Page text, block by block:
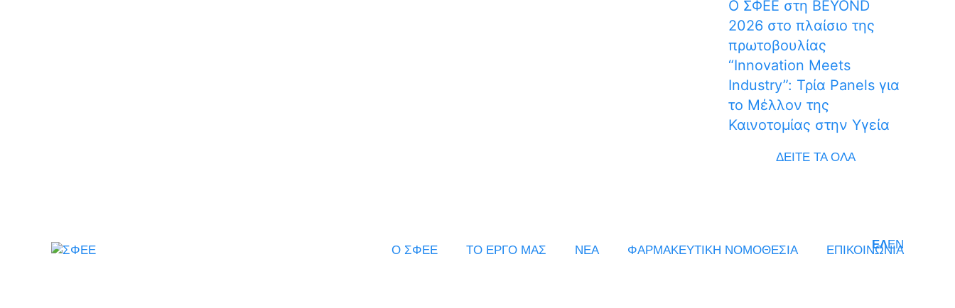
Ο ΣΦΕΕ στη BEYOND
2026 στο πλαίσιο της
πρωτοβουλίας
“Innovation Meets
Industry”: Τρία Panels για
το Μέλλον της
Καινοτομίας στην Υγεία
ΔΕΙΤΕ ΤΑ ΟΛΑ
ΕΛEN
Ο ΣΦΕΕ ΤΟ ΕΡΓΟ ΜΑΣ ΝΕΑ ΦΑΡΜΑΚΕΥΤΙΚΗ ΝΟΜΟΘΕΣΙΑ ΕΠΙΚΟΙΝΩΝΙΑ